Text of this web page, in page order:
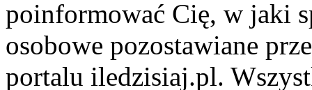
poinformować Cię, w jaki
osobowe pozostawiane
portalu iledzisiaj.pl.